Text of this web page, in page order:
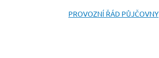
PROVOZNÍ ŘÁD PŮJČOVNY